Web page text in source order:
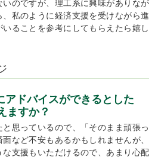
のですが、理工系に興味がありなが
私のように経済支援を受けながら進
ることを参考にしてもらえたら嬉し
アドバイスができるとした
ますか？
思っているので、「そのまま頑張っ
など不安もあるかもしれませんが、
支援もいただけるので、あまり心配